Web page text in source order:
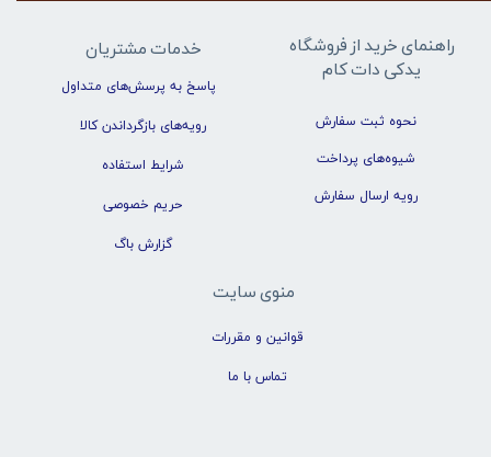
راهنمای خرید از فروشگاه
یدکی دات کام
نحوه ثبت سفارش
شیوه‌های پرداخت
رویه ارسال سفارش
خدمات مشتریان
پاسخ به پرسش‌های متداول
رویه‌های بازگرداندن کالا
شرایط استفاده
حریم خصوصی
گزارش باگ
منوی سایت
قوانین و مقررات
تماس با ما